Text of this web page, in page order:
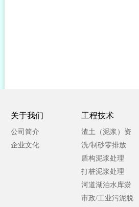
关于我们
公司简介
企业文化
工程技术
渣土（泥浆）资
源化处理
洗/制砂零排放
盾构泥浆处理
打桩泥浆处理
河道湖泊水库淤
泥处理
市政/工业污泥脱